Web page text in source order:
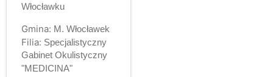
Włocławku
Gmina: M. Włocławek
Filia: Specjalistyczny
Gabinet Okulistyczny
"MEDICINA"